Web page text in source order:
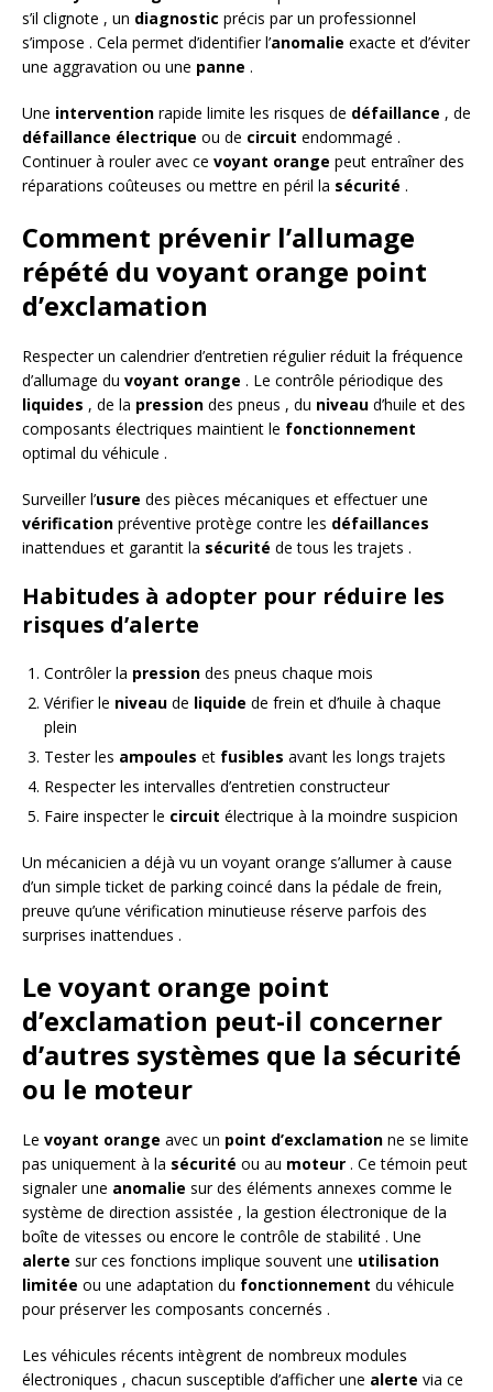
s’il clignote , un diagnostic précis par un professionnel
s’impose . Cela permet d’identifier l’anomalie exacte et d’éviter
une aggravation ou une panne .
Une intervention rapide limite les risques de défaillance , de
défaillance électrique ou de circuit endommagé .
Continuer à rouler avec ce voyant orange peut entraîner des
réparations coûteuses ou mettre en péril la sécurité .
Comment prévenir l’allumage
répété du voyant orange point
d’exclamation
Respecter un calendrier d’entretien régulier réduit la fréquence
d’allumage du voyant orange . Le contrôle périodique des
liquides , de la pression des pneus , du niveau d’huile et des
composants électriques maintient le fonctionnement
optimal du véhicule .
Surveiller l’usure des pièces mécaniques et effectuer une
vérification préventive protège contre les défaillances
inattendues et garantit la sécurité de tous les trajets .
Habitudes à adopter pour réduire les
risques d’alerte
Contrôler la pression des pneus chaque mois
Vérifier le niveau de liquide de frein et d’huile à chaque
plein
Tester les ampoules et fusibles avant les longs trajets
Respecter les intervalles d’entretien constructeur
Faire inspecter le circuit électrique à la moindre suspicion
Un mécanicien a déjà vu un voyant orange s’allumer à cause
d’un simple ticket de parking coincé dans la pédale de frein,
preuve qu’une vérification minutieuse réserve parfois des
surprises inattendues .
Le voyant orange point
d’exclamation peut-il concerner
d’autres systèmes que la sécurité
ou le moteur
Le voyant orange avec un point d’exclamation ne se limite
pas uniquement à la sécurité ou au moteur . Ce témoin peut
signaler une anomalie sur des éléments annexes comme le
système de direction assistée , la gestion électronique de la
boîte de vitesses ou encore le contrôle de stabilité . Une
alerte sur ces fonctions implique souvent une utilisation
limitée ou une adaptation du fonctionnement du véhicule
pour préserver les composants concernés .
Les véhicules récents intègrent de nombreux modules
électroniques , chacun susceptible d’afficher une alerte via ce